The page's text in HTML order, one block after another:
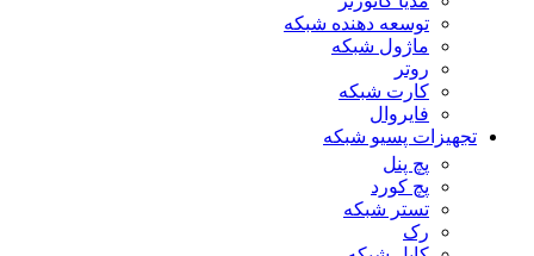
توسعه دهنده شبکه
ماژول شبکه
روتر
کارت شبکه
فایروال
تجهیزات پسیو شبکه
پچ پنل
پچ کورد
تستر شبکه
رک